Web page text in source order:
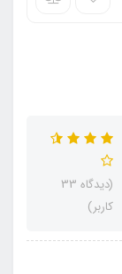
(دیدگاه 33
کاربر)